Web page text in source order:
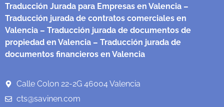
Traducción Jurada para Empresas en Valencia –
Traducción jurada de contratos comerciales en
Valencia – Traducción jurada de documentos de
propiedad en Valencia – Traducción jurada de
documentos financieros en Valencia
Calle Colon 22-2G 46004 Valencia
cts@savinen.com